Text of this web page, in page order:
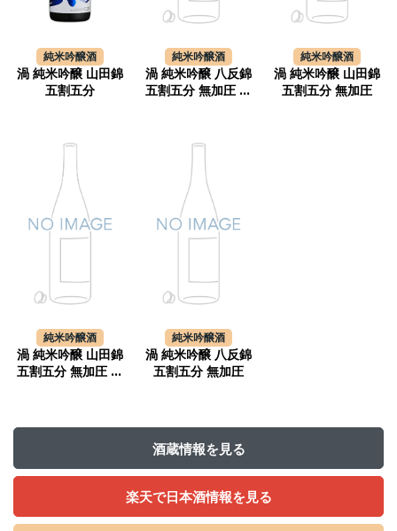
純米吟醸酒
渦 純米吟醸 山田錦
五割五分
純米吟醸酒
渦 純米吟醸 八反錦
五割五分 無加圧 生
純米吟醸酒
渦 純米吟醸 山田錦
五割五分 無加圧
純米吟醸酒
渦 純米吟醸 山田錦
五割五分 無加圧 生
純米吟醸酒
渦 純米吟醸 八反錦
五割五分 無加圧
酒蔵情報を見る
楽天で日本酒情報を見る